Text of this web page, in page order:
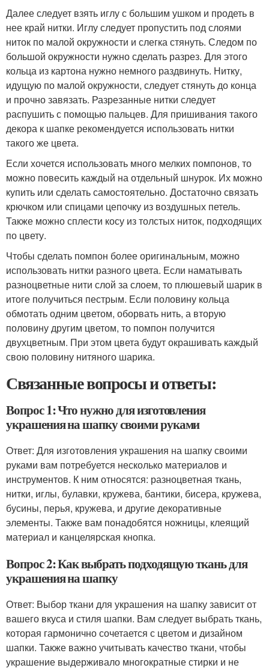
Далее следует взять иглу с большим ушком и продеть в
нее край нитки. Иглу следует пропустить под слоями
ниток по малой окружности и слегка стянуть. Следом по
большой окружности нужно сделать разрез. Для этого
кольца из картона нужно немного раздвинуть. Нитку,
идущую по малой окружности, следует стянуть до конца
и прочно завязать. Разрезанные нитки следует
распушить с помощью пальцев. Для пришивания такого
декора к шапке рекомендуется использовать нитки
такого же цвета.
Если хочется использовать много мелких помпонов, то
можно повесить каждый на отдельный шнурок. Их можно
купить или сделать самостоятельно. Достаточно связать
крючком или спицами цепочку из воздушных петель.
Также можно сплести косу из толстых ниток, подходящих
по цвету.
Чтобы сделать помпон более оригинальным, можно
использовать нитки разного цвета. Если наматывать
разноцветные нити слой за слоем, то плюшевый шарик в
итоге получиться пестрым. Если половину кольца
обмотать одним цветом, оборвать нить, а вторую
половину другим цветом, то помпон получится
двухцветным. При этом цвета будут окрашивать каждый
свою половину нитяного шарика.
Связанные вопросы и ответы:
Вопрос 1: Что нужно для изготовления
украшения на шапку своими руками
Ответ: Для изготовления украшения на шапку своими
руками вам потребуется несколько материалов и
инструментов. К ним относятся: разноцветная ткань,
нитки, иглы, булавки, кружева, бантики, бисера, кружева,
бусины, перья, кружева, и другие декоративные
элементы. Также вам понадобятся ножницы, клеящий
материал и канцелярская кнопка.
Вопрос 2: Как выбрать подходящую ткань для
украшения на шапку
Ответ: Выбор ткани для украшения на шапку зависит от
вашего вкуса и стиля шапки. Вам следует выбрать ткань,
которая гармонично сочетается с цветом и дизайном
шапки. Также важно учитывать качество ткани, чтобы
украшение выдерживало многократные стирки и не